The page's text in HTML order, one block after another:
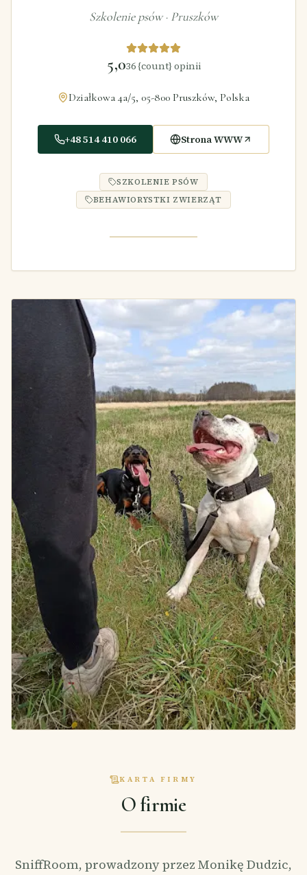
Szkolenie psów· Pruszków
5,036 {count} opinii
Działkowa 4a/5, 05-800 Pruszków, Polska
+48 514 410 066 Strona WWW
SZKOLENIE PSÓW
BEHAWIORYSTKI ZWIERZĄT
KARTA FIRMY
O firmie
SniffRoom, prowadzony przez Monikę Dudzic,